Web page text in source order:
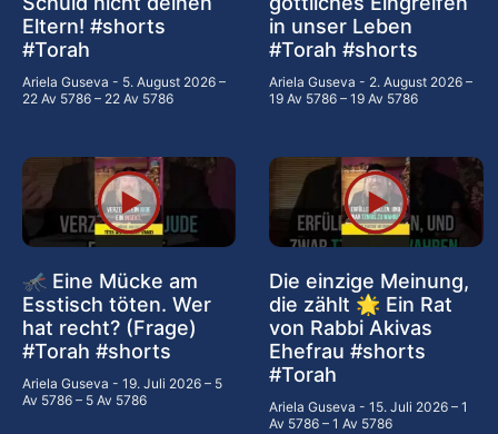
Eltern! #shorts
#Torah
Ariela Guseva
5. August 2026 –
22 Av 5786 – 22 Av 5786
in unser Leben
#Torah #shorts
Ariela Guseva
2. August 2026 –
19 Av 5786 – 19 Av 5786
🦟 Eine Mücke am
Esstisch töten. Wer
hat recht? (Frage)
#Torah #shorts
Ariela Guseva
19. Juli 2026 – 5
Av 5786 – 5 Av 5786
Die einzige Meinung,
die zählt 🌟 Ein Rat
von Rabbi Akivas
Ehefrau #shorts
#Torah
Ariela Guseva 15. Juli 2026 – 1
Av 5786 – 1 Av 5786